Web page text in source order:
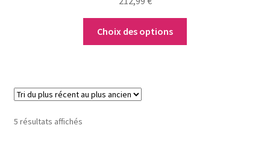
Choix des options
5 résultats affichésTrié